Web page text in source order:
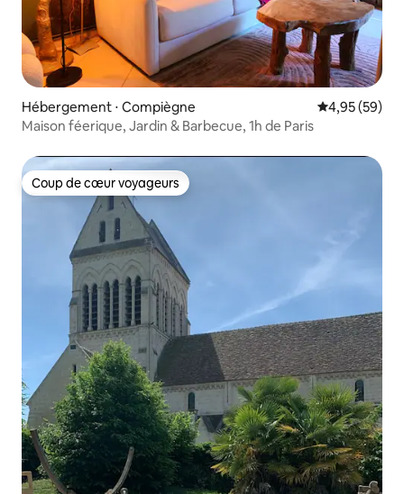
Hébergement ⋅ Compiègne Évaluation
4,95 (59)
Maison féerique, Jardin & Barbecue, 1h de Paris
Coup de cœur voyageurs
Coup de cœur voyageurs